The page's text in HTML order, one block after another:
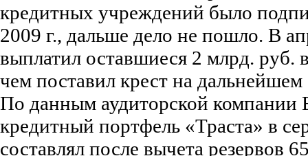
кредитных учреждений было
2009 г., дальше дело не пошло. В
выплатил оставшиеся 2 млрд. руб.
чем поставил крест на
По данным аудиторской компании
кредитный портфель «Траста» в
составлял после вычета резервов